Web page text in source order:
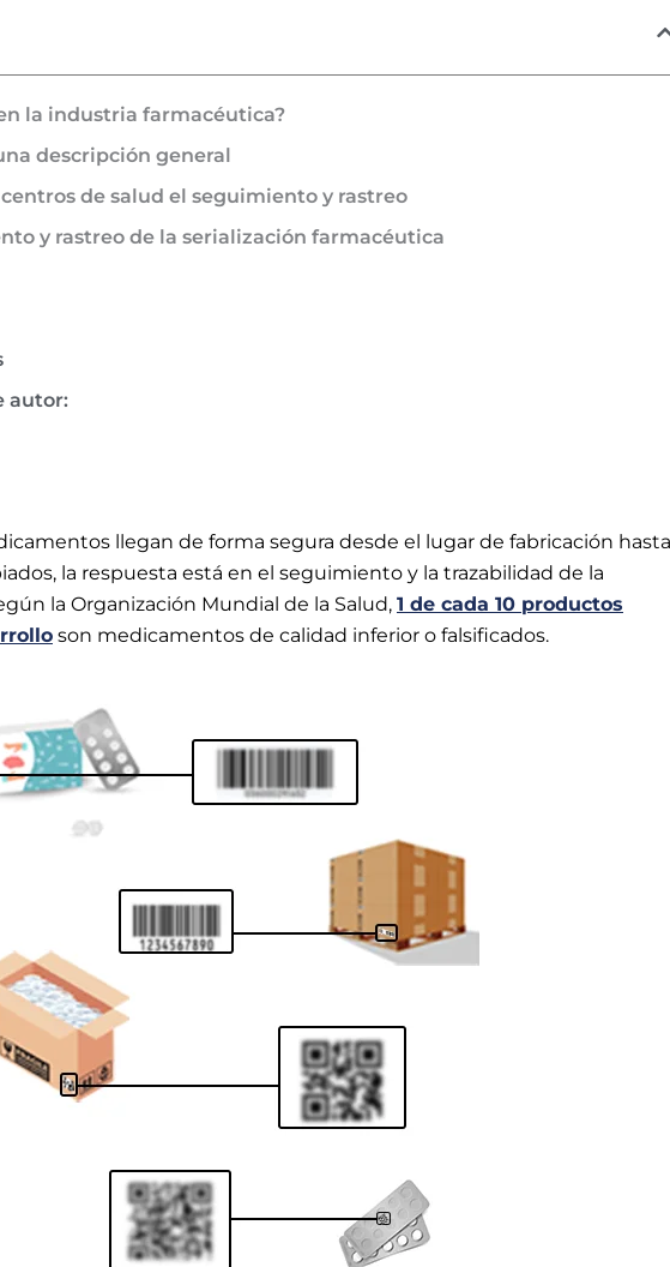
la industria farmacéutica?
descripción general
de salud el seguimiento y rastreo
y rastreo de la serialización farmacéutica
autor:
llegan de forma segura desde el lugar de fabricación hasta
la respuesta está en el seguimiento y la trazabilidad de la
la Organización Mundial de la Salud, 1 de cada 10 productos
son medicamentos de calidad inferior o falsificados.